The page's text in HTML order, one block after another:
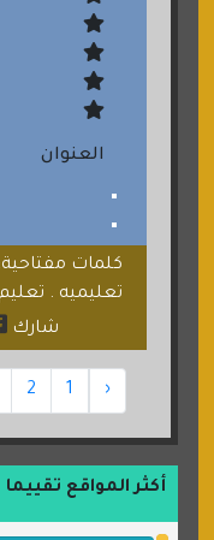
العنوان
كلمات
تعليميه .
شارك
‹
1
2
أكثر المواقع تقييما